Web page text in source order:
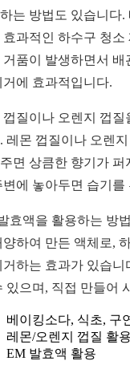
는 방법도 있습니다
효과적인 하수구 청
거품이 발생하면서
거에 효과적입니다.
껍질이나 오렌지 껍
레몬 껍질이나 오렌
면 상큼한 향기가
변에 놓아두면 습기
효액을 활용하는 방
양하여 만든 액체로,
거하는 효과가 있습
있으며, 직접 만들어
베이킹소다, 식초, 구
레몬/오렌지 껍질 활용
EM 발효액 활용